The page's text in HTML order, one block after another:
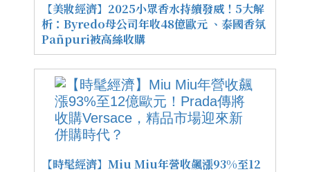
【美妝經濟】2025小眾香水持續發威！5大解
析：Byredo母公司年收48億歐元 、泰國香氛
Pañpuri被高絲收購
【時髦經濟】Miu Miu年營收飆漲93%至12